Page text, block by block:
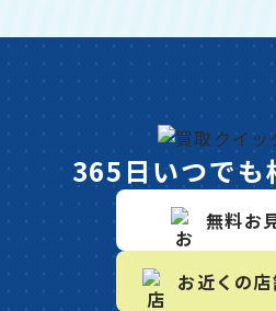
365日いつでも
無料お
お近くの